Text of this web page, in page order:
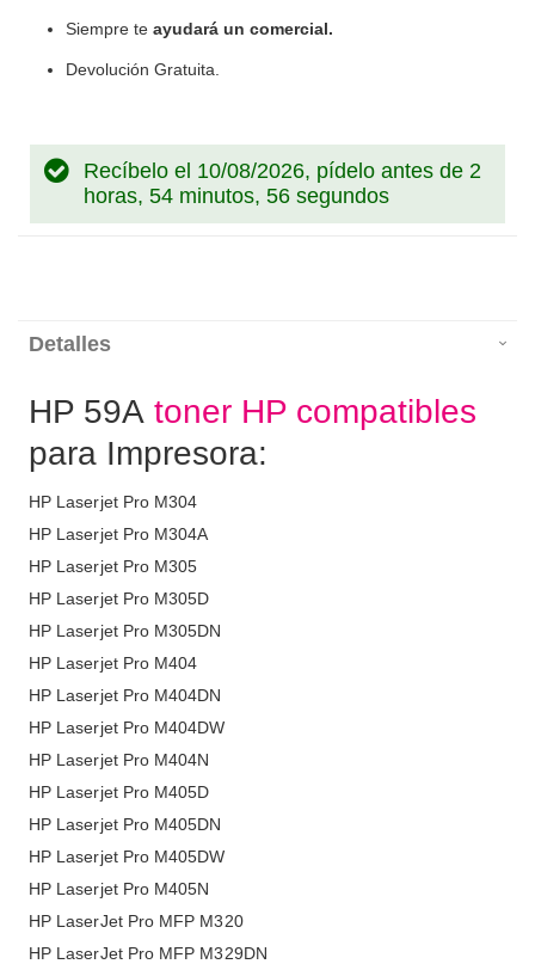
Siempre te ayudará un comercial.
Devolución Gratuita.
Recíbelo el 10/08/2026, pídelo antes de 2
horas, 54 minutos, 56 segundos
Detalles
HP 59A toner HP compatibles
para Impresora:
HP Laserjet Pro M304
HP Laserjet Pro M304A
HP Laserjet Pro M305
HP Laserjet Pro M305D
HP Laserjet Pro M305DN
HP Laserjet Pro M404
HP Laserjet Pro M404DN
HP Laserjet Pro M404DW
HP Laserjet Pro M404N
HP Laserjet Pro M405D
HP Laserjet Pro M405DN
HP Laserjet Pro M405DW
HP Laserjet Pro M405N
HP LaserJet Pro MFP M320
HP LaserJet Pro MFP M329DN